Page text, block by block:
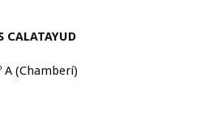
CALATAYUD
A (Chamberí)